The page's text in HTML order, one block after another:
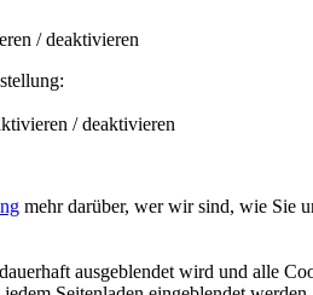
/ deaktivieren
/ deaktivieren
mehr darüber, wer wir sind, wie Sie
ausgeblendet wird und alle